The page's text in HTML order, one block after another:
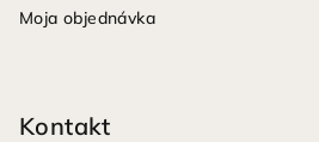
Moja objednávka
Kontakt